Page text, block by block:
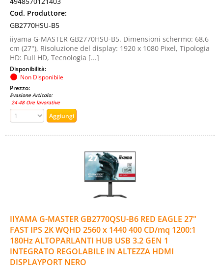
Cod. Produttore:
GB2770HSU-B5
iiyama G-MASTER GB2770HSU-B5. Dimensioni schermo: 68,6
cm (27"), Risoluzione del display: 1920 x 1080 Pixel, Tipologia
HD: Full HD, Tecnologia [...]
Disponibilità:
Non Disponibile
Prezzo:
Evasione Articolo:
24-48 Ore lavorative
IIYAMA G-MASTER GB2770QSU-B6 RED EAGLE 27"
FAST IPS 2K WQHD 2560 x 1440 400 CD/mq 1200:1
180Hz ALTOPARLANTI HUB USB 3.2 GEN 1
INTEGRATO REGOLABILE IN ALTEZZA HDMI
DISPLAYPORT NERO